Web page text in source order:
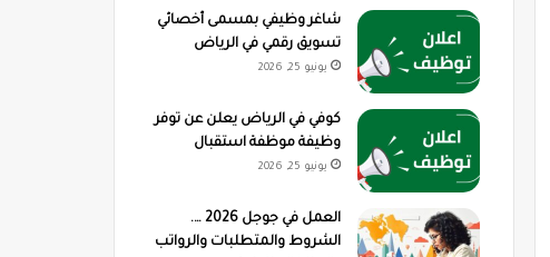
شاغر وظيفي بمسمى أخصائي
تسويق رقمي في الرياض
يونيو 25, 2026
كوفي في الرياض يعلن عن توفر
وظيفة موظفة استقبال
يونيو 25, 2026
العمل في جوجل 2026 ….
الشروط والمتطلبات والرواتب